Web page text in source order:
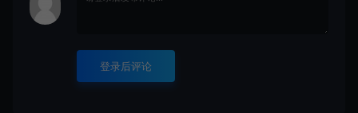
登录后评论